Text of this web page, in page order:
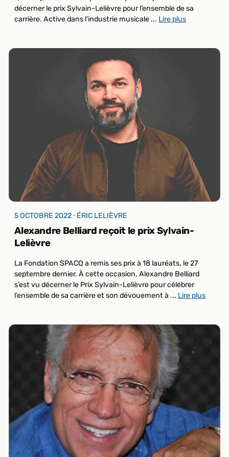
décerner le prix Sylvain-Lelièvre pour l’ensemble de sa
carrière. Active dans l’industrie musicale ... Lire plus
Alexandre Belliard reçoit le prix Sylvain-
Lelièvre
5 OCTOBRE 2022 ⸱ ÉRIC LELIÈVRE
La Fondation SPACQ a remis ses prix à 18 lauréats, le 27
septembre dernier. À cette occasion, Alexandre Belliard
s’est vu décerner le Prix Sylvain-Lelièvre pour célébrer
l’ensemble de sa carrière et son dévouement à ... Lire plus